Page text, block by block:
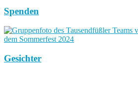
Spenden
Gesichter